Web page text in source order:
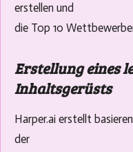
erstellen und
die Top 10
Erstellung eines
Inhaltsgerüsts
Harper.ai erstellt
der